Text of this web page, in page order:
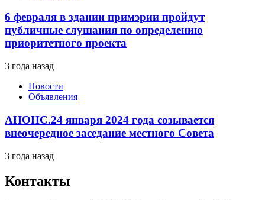
6 февраля в здании примэрии пройдут
публичные слушания по определению
приоритетного проекта
3 года назад
Новости
Объявления
АНОНС.24 января 2024 года созывается
внеочередное заседание местного Совета
3 года назад
Контакты